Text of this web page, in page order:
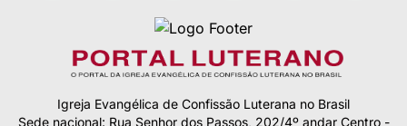
Igreja Evangélica de Confissão Luterana no Brasil
Sede nacional: Rua Senhor dos Passos, 202/4º andar Centro -